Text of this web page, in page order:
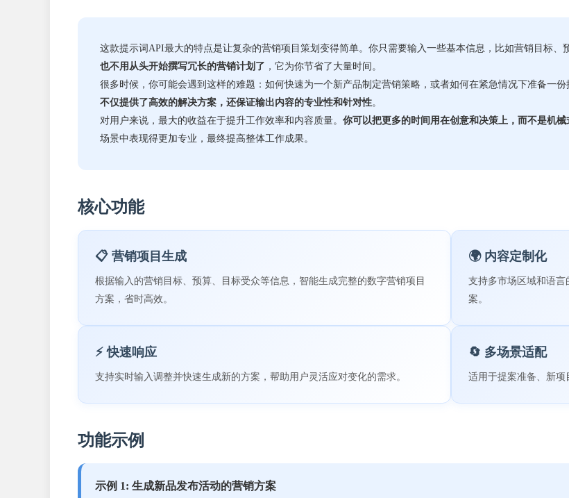
这款提示词API最大的特点是让复杂的营销项目策划变得简单。你只需要输入一些基本信息，比如营销目标、
也不用从头开始撰写冗长的营销计划了 ，它为你节省了大量时间。
很多时候，你可能会遇到这样的难题：如何快速为一个新产品制定营销策略，或者如何在紧急情况下准备一
不仅提供了高效的解决方案，还保证输出内容的专业性和针对性。
对用户来说，最大的收益在于提升工作效率和内容质量。 你可以把更多的时间用在创意和决策上，而不是机
场景中表现得更加专业，最终提高整体工作成果。
核心功能
📋 营销项目生成
根据输入的营销目标、预算、目标受众等信息，智能生成完整的数字营销项目
方案，省时高效。
🌍 内容定制化
支持多市场区域和语
案。
⚡ 快速响应
支持实时输入调整并快速生成新的方案，帮助用户灵活应对变化的需求。
🔄 多场景适配
适用于提案准备、新项
功能示例
示例 1: 生成新品发布活动的营销方案